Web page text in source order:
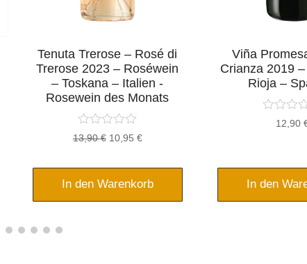
Tenuta Trerose – Rosé di
Trerose 2023 – Roséwein
– Toskana – Italien -
Rosewein des Monats
13,90€ Ursprünglicher
war:
13,90 €
10,95 €Aktueller
ist:
10,95 €.
In den Warenkorb
Viña
Crianza 2019
Rioja –
12,90
In den